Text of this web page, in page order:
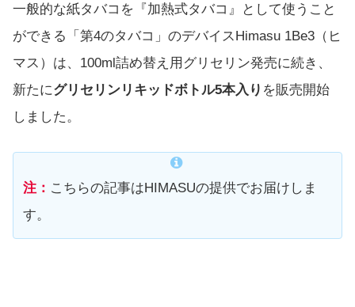
一般的な紙タバコを『加熱式タバコ』として使うこと
ができる「第4のタバコ」のデバイスHimasu 1Be3（ヒ
マス）は、100ml詰め替え用グリセリン発売に続き、
新たにグリセリンリキッドボトル5本入り を販売開始
しました。
注： こちらの記事はHIMASUの提供でお届けしま
す。